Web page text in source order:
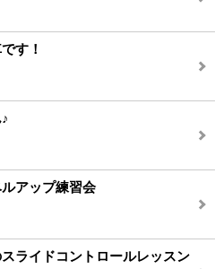
す！
アップ練習会
ライドコントロールレッスン